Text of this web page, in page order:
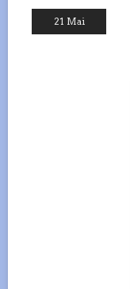
21 Mai